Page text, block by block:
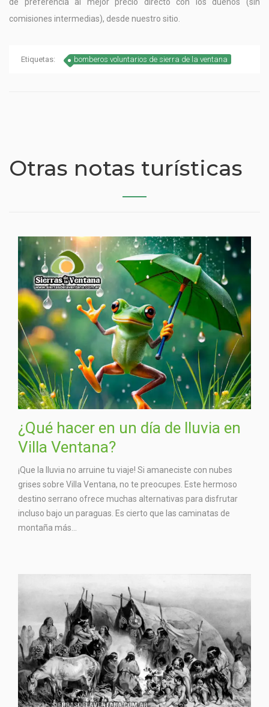
comisiones intermedias), desde nuestro sitio.
Etiquetas: bomberos voluntarios de sierra de la ventana
Otras notas turísticas
¿Qué hacer en un día de lluvia en
Villa Ventana?
¡Que la lluvia no arruine tu viaje! Si amaneciste con nubes
grises sobre Villa Ventana, no te preocupes. Este hermoso
destino serrano ofrece muchas alternativas para disfrutar
incluso bajo un paraguas. Es cierto que las caminatas de
montaña más...